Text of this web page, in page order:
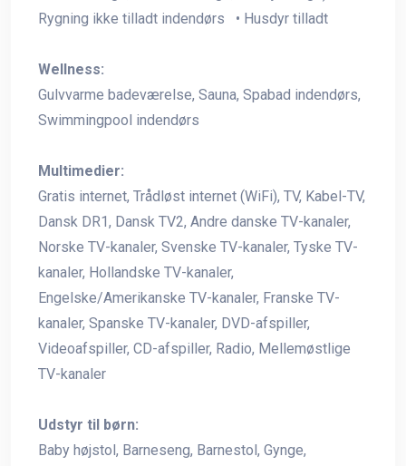
Rygning ikke tilladt indendørs • Husdyr tilladt
Wellness:
Gulvvarme badeværelse, Sauna, Spabad indendørs,
Swimmingpool indendørs
Multimedier:
Gratis internet, Trådløst internet (WiFi), TV, Kabel-TV,
Dansk DR1, Dansk TV2, Andre danske TV-kanaler,
Norske TV-kanaler, Svenske TV-kanaler, Tyske TV-
kanaler, Hollandske TV-kanaler,
Engelske/Amerikanske TV-kanaler, Franske TV-
kanaler, Spanske TV-kanaler, DVD-afspiller,
Videoafspiller, CD-afspiller, Radio, Mellemøstlige
TV-kanaler
Udstyr til børn:
Baby højstol, Barneseng, Barnestol, Gynge,